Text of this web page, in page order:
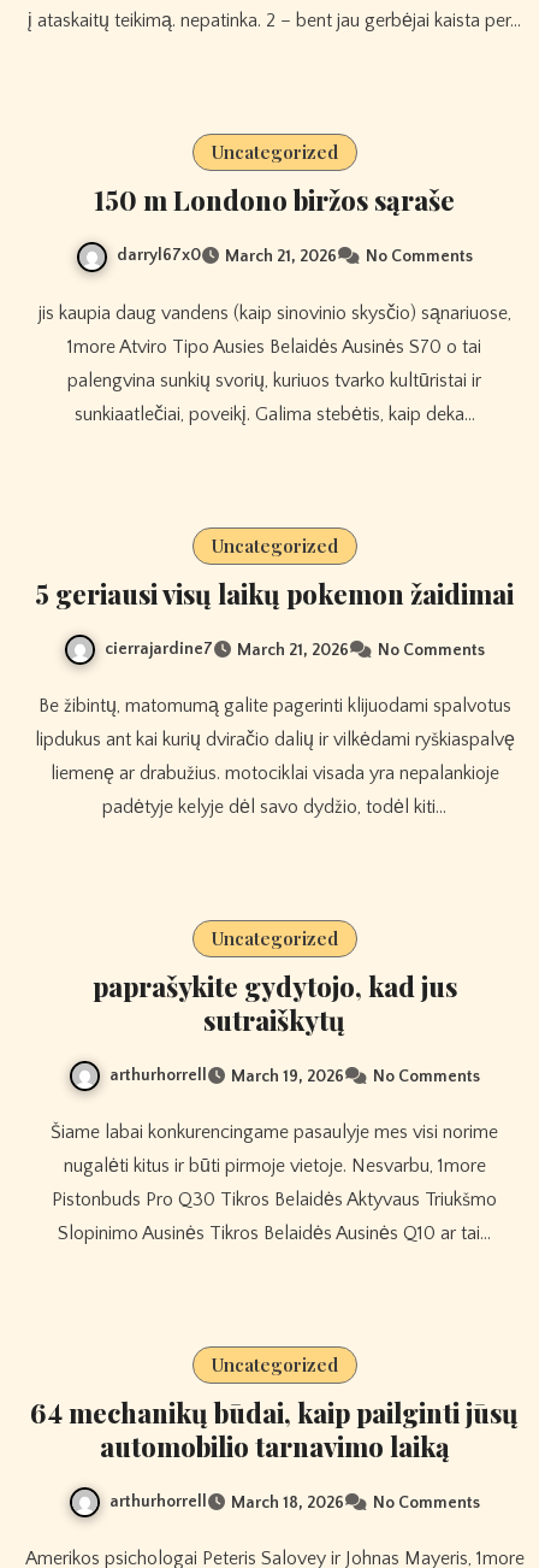
į ataskaitų teikimą. nepatinka. 2 – bent jau gerbėjai kaista per…
Uncategorized
150 m Londono biržos sąraše
darryl67x0 March 21, 2026 No Comments
jis kaupia daug vandens (kaip sinovinio skysčio) sąnariuose,
1more Atviro Tipo Ausies Belaidės Ausinės S70 o tai
palengvina sunkių svorių, kuriuos tvarko kultūristai ir
sunkiaatlečiai, poveikį. Galima stebėtis, kaip deka…
Uncategorized
5 geriausi visų laikų pokemon žaidimai
cierrajardine7 March 21, 2026 No Comments
Be žibintų, matomumą galite pagerinti klijuodami spalvotus
lipdukus ant kai kurių dviračio dalių ir vilkėdami ryškiaspalvę
liemenę ar drabužius. motociklai visada yra nepalankioje
padėtyje kelyje dėl savo dydžio, todėl kiti…
Uncategorized
paprašykite gydytojo, kad jus
sutraiškytų
arthurhorrell March 19, 2026 No Comments
Šiame labai konkurencingame pasaulyje mes visi norime
nugalėti kitus ir būti pirmoje vietoje. Nesvarbu, 1more
Pistonbuds Pro Q30 Tikros Belaidės Aktyvaus Triukšmo
Slopinimo Ausinės Tikros Belaidės Ausinės Q10 ar tai…
Uncategorized
64 mechanikų būdai, kaip pailginti jūsų
automobilio tarnavimo laiką
arthurhorrell March 18, 2026 No Comments
Amerikos psichologai Peteris Salovey ir Johnas Mayeris, 1more